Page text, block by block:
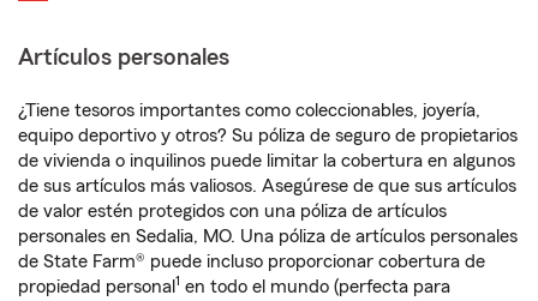
Artículos personales
¿Tiene tesoros importantes como coleccionables, joyería,
equipo deportivo y otros? Su póliza de seguro de propietarios
de vivienda o inquilinos puede limitar la cobertura en algunos
de sus artículos más valiosos. Asegúrese de que sus artículos
de valor estén protegidos con una póliza de artículos
personales en Sedalia, MO. Una póliza de artículos personales
de State Farm® puede incluso proporcionar cobertura de
propiedad personal 1 en todo el mundo (perfecta para